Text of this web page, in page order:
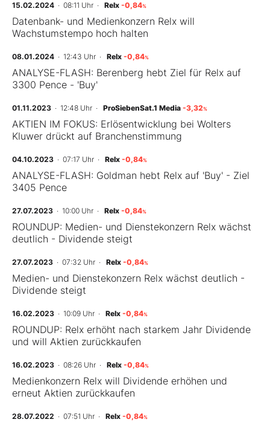
15.02.2024 · 08:11 Uhr · Relx -0,84%
Datenbank- und Medienkonzern Relx will
Wachstumstempo hoch halten
08.01.2024 · 12:43 Uhr · Relx -0,84%
ANALYSE-FLASH: Berenberg hebt Ziel für Relx auf
3300 Pence - 'Buy'
01.11.2023 · 12:48 Uhr · ProSiebenSat.1 Media -3,32%
AKTIEN IM FOKUS: Erlösentwicklung bei Wolters
Kluwer drückt auf Branchenstimmung
04.10.2023 · 07:17 Uhr · Relx -0,84%
ANALYSE-FLASH: Goldman hebt Relx auf 'Buy' - Ziel
3405 Pence
27.07.2023 · 10:00 Uhr · Relx -0,84%
ROUNDUP: Medien- und Dienstekonzern Relx wächst
deutlich - Dividende steigt
27.07.2023 · 07:32 Uhr · Relx -0,84%
Medien- und Dienstekonzern Relx wächst deutlich -
Dividende steigt
16.02.2023 · 10:09 Uhr · Relx -0,84%
ROUNDUP: Relx erhöht nach starkem Jahr Dividende
und will Aktien zurückkaufen
16.02.2023 · 08:26 Uhr · Relx -0,84%
Medienkonzern Relx will Dividende erhöhen und
erneut Aktien zurückkaufen
28.07.2022 · 07:51 Uhr · Relx -0,84%